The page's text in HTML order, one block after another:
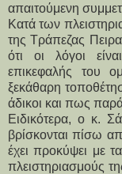
απαιτούμενη
Κατά των
της Τράπεζας
ότι οι λόγοι
επικεφαλής του
ξεκάθαρη
άδικοι και πως
Ειδικότερα, ο κ.
βρίσκονται πίσω
έχει προκύψει με τα
πλειστηριασμούς